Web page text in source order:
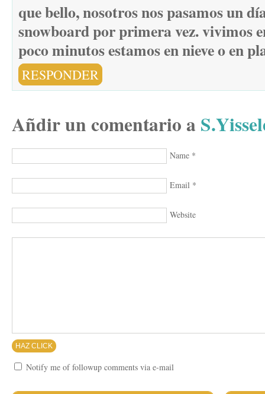
que bello, nosotros nos pasamos un
snowboard por primera vez. vivimos
poco minutos estamos en nieve o en
RESPONDER
Añdir un comentario a
Name *
Email *
Website
Notify me of followup comments via e-mail